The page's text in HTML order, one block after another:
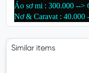
Áo sơ mi : 300.000 -->
Nơ & Caravat : 40.000
Similar items